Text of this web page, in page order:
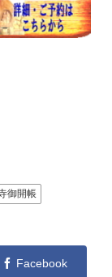
御開帳
Facebook